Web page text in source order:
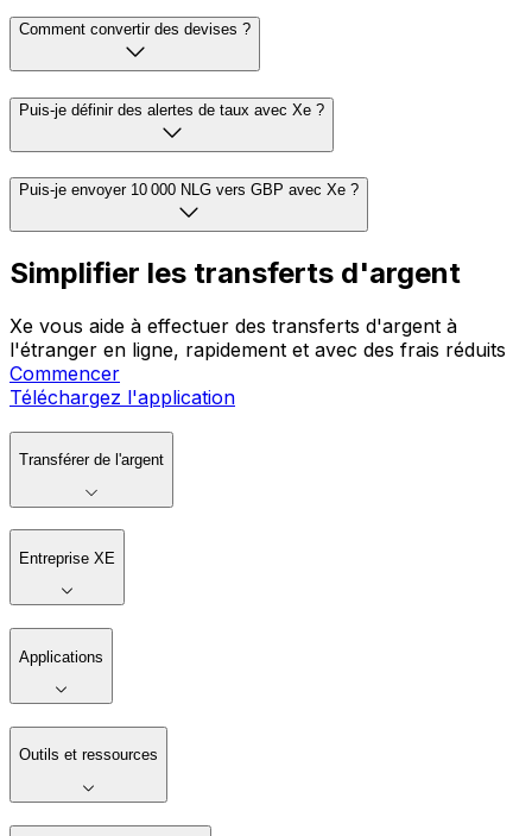
Comment convertir des devises ?
Puis-je définir des alertes de taux avec Xe ?
Puis-je envoyer 10 000 NLG vers GBP avec Xe ?
Simplifier les transferts d'argent
Xe vous aide à effectuer des transferts d'argent à
l'étranger en ligne, rapidement et avec des frais réduits
Commencer
Téléchargez l'application
Transférer de l'argent
Entreprise XE
Applications
Outils et ressources